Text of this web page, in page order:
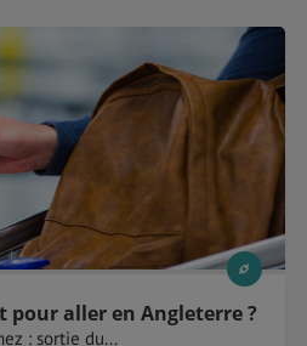
pour aller en Angleterre ?
: sortie du...